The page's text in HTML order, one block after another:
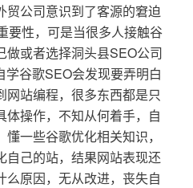
贸公司意识到了客源的窘迫
要性，可是当很多人接触谷
做或者选择洞头县SEO公司
谷歌SEO会发现要弄明白
网站编程，很多东西都是只
体操作，不知从何着手，自
一些谷歌优化相关知识，
自己的站，结果网站表现还
么原因，无从改进，丧失自